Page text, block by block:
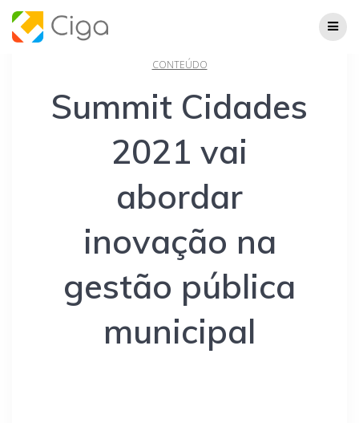
CONTEÚDO
Summit Cidades
2021 vai
abordar
inovação na
gestão pública
municipal